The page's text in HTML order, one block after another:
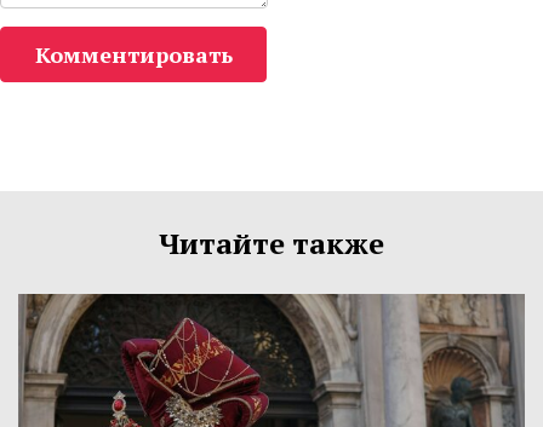
Комментировать
Читайте также